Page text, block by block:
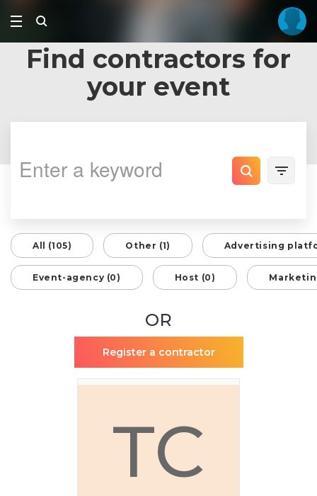
Find contractors for
your event
All (105) Other (1) Advertising
Event-agency (0) Host (0)
OR
Register a contractor
TC